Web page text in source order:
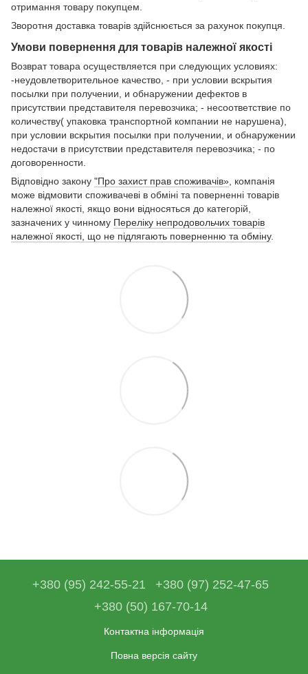
отримання товару покупцем.
Зворотня доставка товарів здійснюється за рахунок покупця.
Умови повернення для товарів належної якості
Возврат товара осуществляется при следующих условиях:
-неудовлетворительное качество, - при условии вскрытия
посылки при получении, и обнаружении дефектов в
присутствии представителя перевозчика; - несоответствие по
количеству( упаковка транспортной компании не нарушена),
при условии вскрытия посылки при получении, и обнаружении
недостачи в присутствии представителя перевозчика; - по
договоренности.
Відповідно закону "Про захист прав споживачів» , компанія
може відмовити споживачеві в обміні та поверненні товарів
належної якості, якщо вони відносяться до категорій,
зазначених у чинному Переліку непродовольчих товарів
належної якості, що не підлягають поверненню та обміну.
+380 (95) 242-55-21
+380 (97) 252-47-65
+380 (50) 167-70-14
Контактна інформація
Повна версія сайту